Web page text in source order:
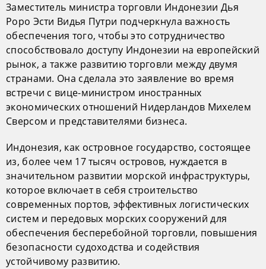
Заместитель министра торговли Индонезии Дья
Роро Эсти Видья Путри подчеркнула важность
обеспечения того, чтобы это сотрудничество
способствовало доступу Индонезии на европейский
рынок, а также развитию торговли между двумя
странами. Она сделала это заявление во время
встречи с вице-министром иностранных
экономических отношений Нидерландов Михелем
Сверсом и представителями бизнеса.
Индонезия, как островное государство, состоящее
из, более чем 17 тысяч островов, нуждается в
значительном развитии морской инфраструктуры,
которое включает в себя строительство
современных портов, эффективных логистических
систем и передовых морских сооружений для
обеспечения бесперебойной торговли, повышения
безопасности судоходства и содействия
устойчивому развитию.